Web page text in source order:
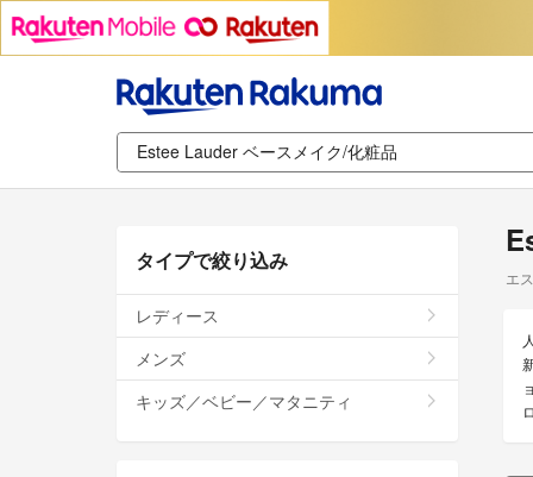
エ
タイプで絞り込み
レディース
メンズ
キッズ／ベビー／マタニティ